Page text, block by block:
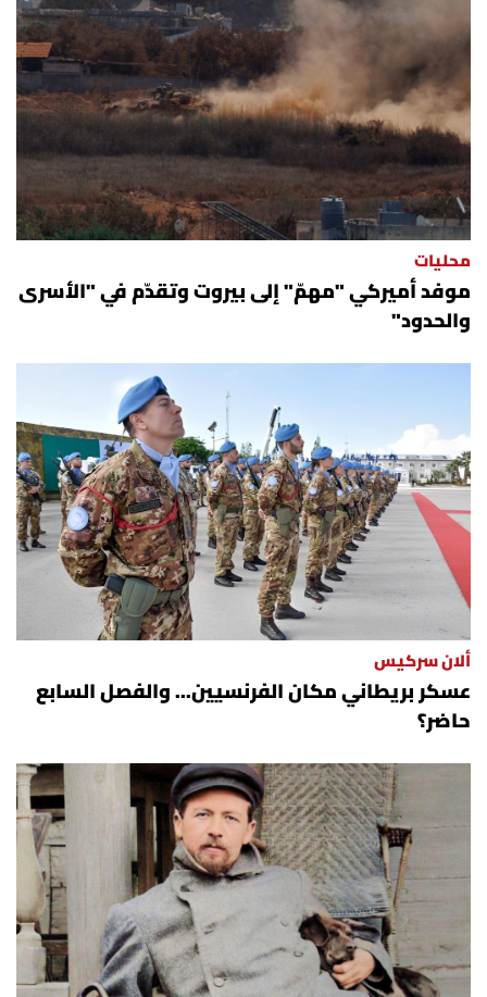
محليات
موفد أميركي "مهمّ" إلى بيروت وتقدّم في "الأسرى
والحدود"
ألان سركيس
عسكر بريطاني مكان الفرنسيين... والفصل السابع
حاضر؟